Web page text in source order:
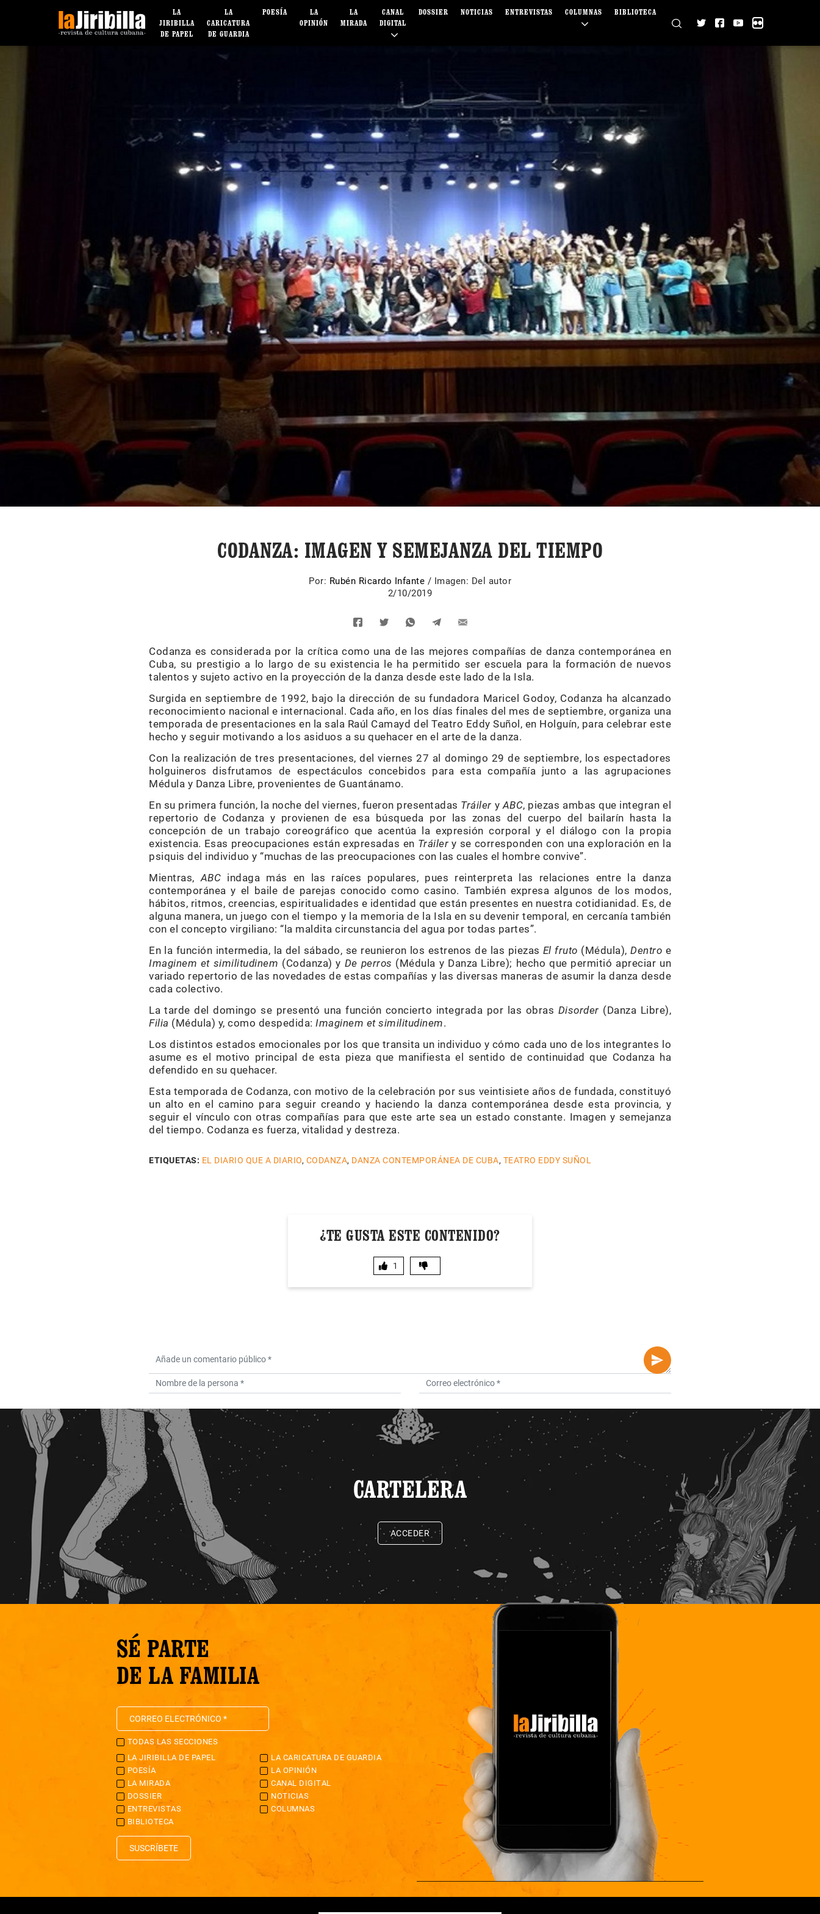
LA
JIRIBILLA
DE PAPEL
LA
CARICATURA
DE GUARDIA
POESÍA
LA
OPINIÓN
LA
MIRADA
CANAL
DIGITAL
DOSSIER NOTICIAS ENTREVISTAS COLUMNAS BIBLIOTECA
CODANZA: IMAGEN Y SEMEJANZA DEL TIEMPO
Por: Rubén Ricardo Infante / Imagen: Del autor
2/10/2019
Codanza es considerada por la crítica como una de las mejores compañías de danza contemporánea en
Cuba, su prestigio a lo largo de su existencia le ha permitido ser escuela para la formación de nuevos
talentos y sujeto activo en la proyección de la danza desde este lado de la Isla.
Surgida en septiembre de 1992, bajo la dirección de su fundadora Maricel Godoy, Codanza ha alcanzado
reconocimiento nacional e internacional. Cada año, en los días finales del mes de septiembre, organiza una
temporada de presentaciones en la sala Raúl Camayd del Teatro Eddy Suñol, en Holguín, para celebrar este
hecho y seguir motivando a los asiduos a su quehacer en el arte de la danza.
Con la realización de tres presentaciones, del viernes 27 al domingo 29 de septiembre, los espectadores
holguineros disfrutamos de espectáculos concebidos para esta compañía junto a las agrupaciones
Médula y Danza Libre, provenientes de Guantánamo.
En su primera función, la noche del viernes, fueron presentadas Tráiler y ABC, piezas ambas que integran el
repertorio de Codanza y provienen de esa búsqueda por las zonas del cuerpo del bailarín hasta la
concepción de un trabajo coreográfico que acentúa la expresión corporal y el diálogo con la propia
existencia. Esas preocupaciones están expresadas en Tráiler y se corresponden con una exploración en la
psiquis del individuo y “muchas de las preocupaciones con las cuales el hombre convive”.
Mientras, ABC indaga más en las raíces populares, pues reinterpreta las relaciones entre la danza
contemporánea y el baile de parejas conocido como casino. También expresa algunos de los modos,
hábitos, ritmos, creencias, espiritualidades e identidad que están presentes en nuestra cotidianidad. Es, de
alguna manera, un juego con el tiempo y la memoria de la Isla en su devenir temporal, en cercanía también
con el concepto virgiliano: “la maldita circunstancia del agua por todas partes”.
En la función intermedia, la del sábado, se reunieron los estrenos de las piezas El fruto (Médula),Dentro e
Imaginem et similitudinem (Codanza) y De perros (Médula y Danza Libre); hecho que permitió apreciar un
variado repertorio de las novedades de estas compañías y las diversas maneras de asumir la danza desde
cada colectivo.
La tarde del domingo se presentó una función concierto integrada por las obras Disorder (Danza Libre),
Filia (Médula) y, como despedida: Imaginem et similitudinem.
Los distintos estados emocionales por los que transita un individuo y cómo cada uno de los integrantes lo
asume es el motivo principal de esta pieza que manifiesta el sentido de continuidad que Codanza ha
defendido en su quehacer.
Esta temporada de Codanza, con motivo de la celebración por sus veintisiete años de fundada, constituyó
un alto en el camino para seguir creando y haciendo la danza contemporánea desde esta provincia, y
seguir el vínculo con otras compañías para que este arte sea un estado constante. Imagen y semejanza
del tiempo. Codanza es fuerza, vitalidad y destreza.
ETIQUETAS: EL DIARIO QUE A DIARIO, CODANZA, DANZA CONTEMPORÁNEA DE CUBA, TEATRO EDDY SUÑOL
¿TE GUSTA ESTE CONTENIDO?
1
CARTELERA
ACCEDER
SÉ PARTE
DE LA FAMILIA
TODAS LAS SECCIONES
LA JIRIBILLA DE PAPEL
LA CARICATURA DE GUARDIA
POESÍA
LA OPINIÓN
LA MIRADA
CANAL DIGITAL
DOSSIER
NOTICIAS
ENTREVISTAS
COLUMNAS
BIBLIOTECA
SUSCRÍBETE